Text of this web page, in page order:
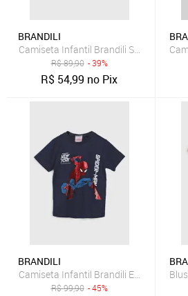
BRANDILI
Camiseta Infantil Brandili Stitch Rosa
R$89,90 - 39%
R$ 54,99 no Pix
BRANDILI
Camiseta Infantil Brandili Estampa
R$99,90 - 45%